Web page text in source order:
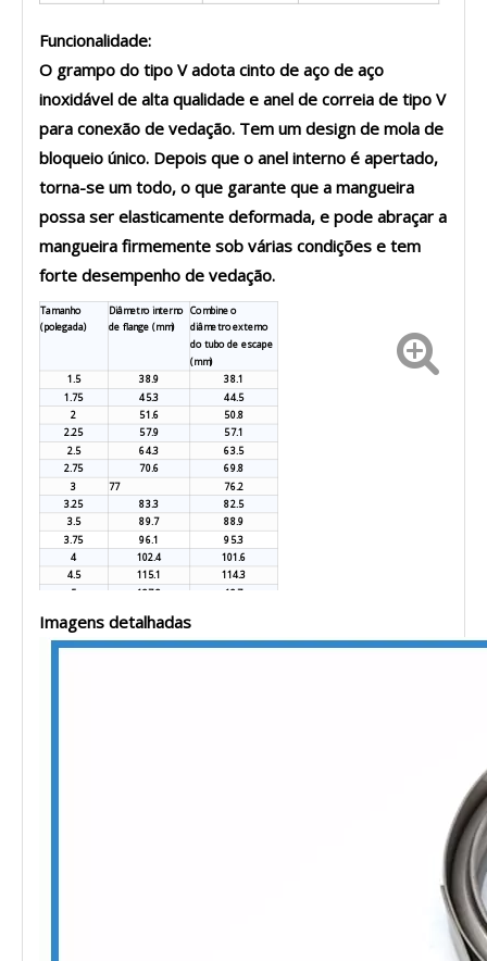
Funcionalidade:
O grampo do tipo V adota cinto de aço de aço
inoxidável de alta qualidade e anel de correia de tipo V
para conexão de vedação. Tem um design de mola de
bloqueio único. Depois que o anel interno é apertado,
torna-se um todo, o que garante que a mangueira
possa ser elasticamente deformada, e pode abraçar a
mangueira firmemente sob várias condições e tem
forte desempenho de vedação.
Tamanho
(polegada)
Diâmetro interno
de flange (mm)
Combine o
diâmetro externo
do tubo de escape
(mm)
1.5 38.9
38.1
1.75
45.3
44.5
2
51.6
50.8
2.25
57.9
57.1
2.5
64.3
63.5
2.75
70.6
69.8
3
77
76.2
3.25
83.3
82.5
3.5
89.7
88.9
3.75
96.1
95.3
4
102.4
101.6
4.5
115.1
114.3
5
127.8
127
Imagens detalhadas